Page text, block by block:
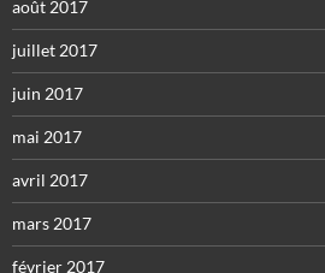
août 2017
juillet 2017
juin 2017
mai 2017
avril 2017
mars 2017
février 2017